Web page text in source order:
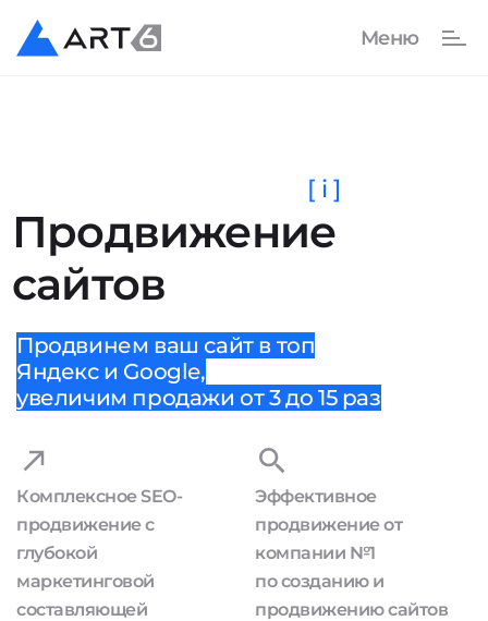
Продвижение
сайтов
[ i ]
Продвинем ваш сайт в топ
Яндекс и Google,
увеличим продажи от 3 до 15 раз
Комплексное SEO-
продвижение с
глубокой
маркетинговой
составляющей
Эффективное
продвижение от
компании №1
по созданию и
продвижению сайтов